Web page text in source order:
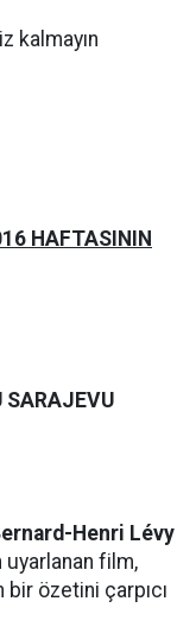
kalmayın
HAFTASININ
SARAJEVU
Henri Lévy
uyarlanan film,
özetini çarpıcı